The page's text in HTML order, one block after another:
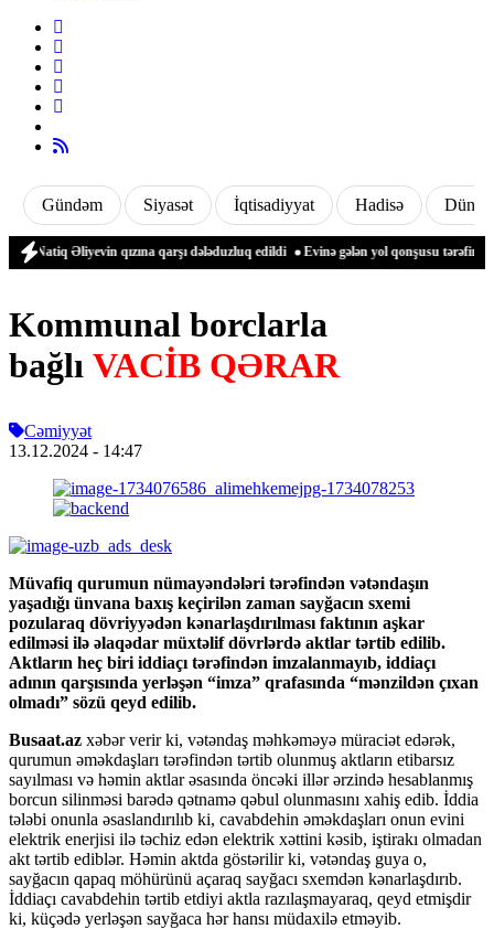
Gündəm Siyasət İqtisadiyyat Hadisə Dünya
Əliyevin qızına qarşı dələduzluq edildi Evinə gələn yol qonşusu tərəfindən
Kommunal borclarla
bağlı VACİB QƏRAR
Cəmiyyət
13.12.2024 - 14:47
Müvafiq qurumun nümayəndələri tərəfindən vətəndaşın
yaşadığı ünvana baxış keçirilən zaman sayğacın sxemi
pozularaq dövriyyədən kənarlaşdırılması faktının aşkar
edilməsi ilə əlaqədar müxtəlif dövrlərdə aktlar tərtib edilib.
Aktların heç biri iddiaçı tərəfindən imzalanmayıb, iddiaçı
adının qarşısında yerləşən “imza” qrafasında “mənzildən çıxan
olmadı” sözü qeyd edilib.
Busaat.az xəbər verir ki, vətəndaş məhkəməyə müraciət edərək,
qurumun əməkdaşları tərəfindən tərtib olunmuş aktların etibarsız
sayılması və həmin aktlar əsasında öncəki illər ərzində hesablanmış
borcun silinməsi barədə qətnamə qəbul olunmasını xahiş edib. İddia
tələbi onunla əsaslandırılıb ki, cavabdehin əməkdaşları onun evini
elektrik enerjisi ilə təchiz edən elektrik xəttini kəsib, iştirakı olmadan
akt tərtib ediblər. Həmin aktda göstərilir ki, vətəndaş guya o,
sayğacın qapaq möhürünü açaraq sayğacı sxemdən kənarlaşdırıb.
İddiaçı cavabdehin tərtib etdiyi aktla razılaşmayaraq, qeyd etmişdir
ki, küçədə yerləşən sayğaca hər hansı müdaxilə etməyib.